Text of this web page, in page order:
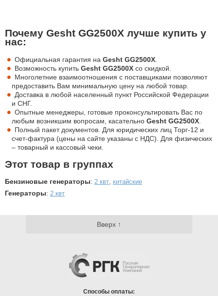
Почему Gesht GG2500X лучше купить у
нас:
Официальная гарантия наGesht GG2500X
Возможность купитьGesht GG2500X со скидкой.
Многолетние взаимоотношения с поставщиками позволяют
предоставить Вам минимальную цену на любой товар.
Доставка в любой населенный пункт Российской Федерации
и СНГ.
Опытные менеджеры, готовые проконсультировать Вас по
любым возникшим вопросам, касательно Gesht GG2500X
Полный пакет документов. Для юридических лиц Торг-12 и
счет-фактура (цены на сайте указаны с НДС). Для физических
– товарный и кассовый чеки.
Этот товар в группах
Бензиновые генераторы: 2 квт, китайские
Генераторы: 2 квт
Вверх ↑
Способы оплаты: